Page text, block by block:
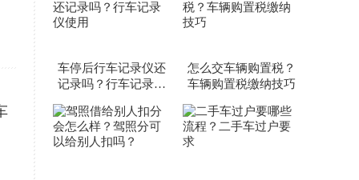
车停后行车记录仪还
记录吗？行车记录仪
怎么交车辆购置税？
车辆购置税缴纳技巧